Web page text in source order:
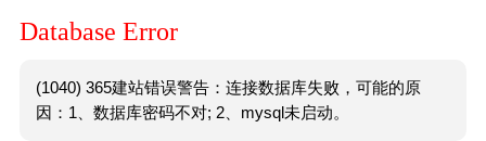
Database Error
(1040) 365建站错误警告：连接数据库失败，可能的原
因：1、数据库密码不对; 2、mysql未启动。